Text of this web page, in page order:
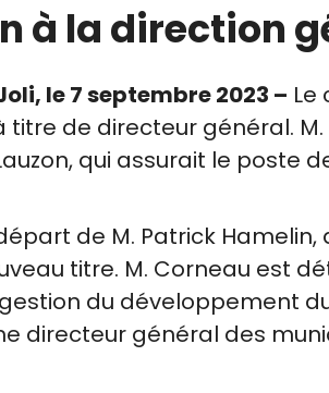
à la direction
le 7 septembre 2023 – Le
titre de directeur général.
qui assurait le poste
de M. Patrick Hamelin,
titre. M. Corneau est
du développement
directeur général des